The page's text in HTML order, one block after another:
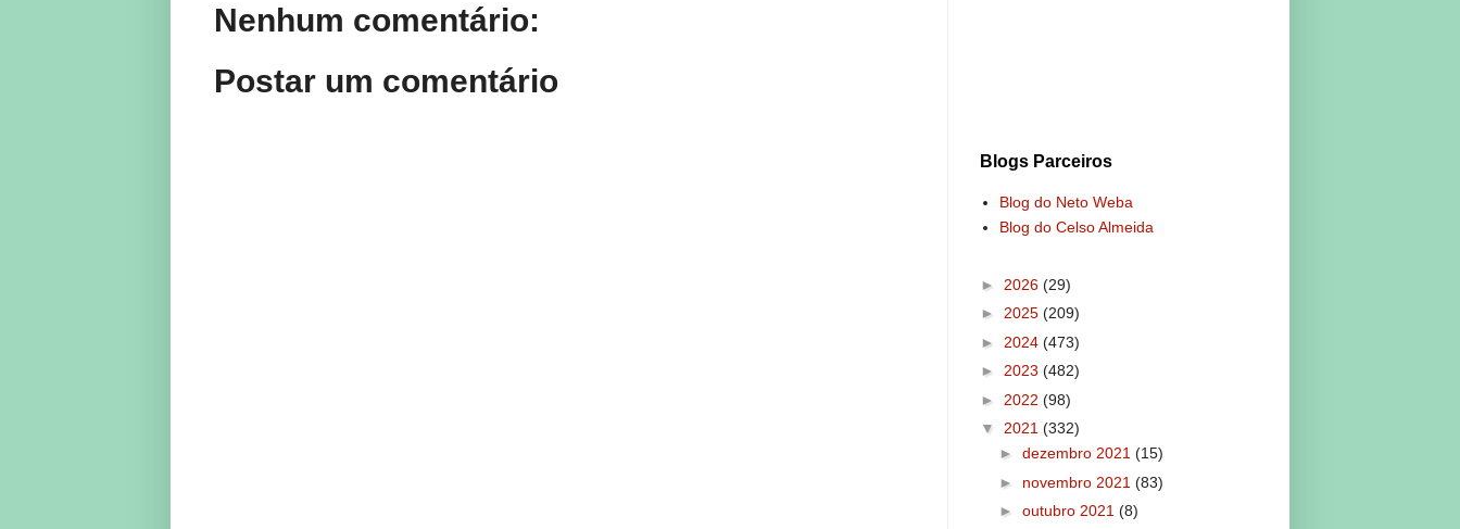
Nenhum comentário:
Postar um comentário
Blogs Parceiros
Blog do Neto Weba
Blog do Celso Almeida
► 2026 (29)
► 2025 (209)
► 2024 (473)
► 2023 (482)
► 2022 (98)
▼ 2021 (332)
► dezembro 2021 (15)
► novembro 2021 (83)
► outubro 2021 (8)